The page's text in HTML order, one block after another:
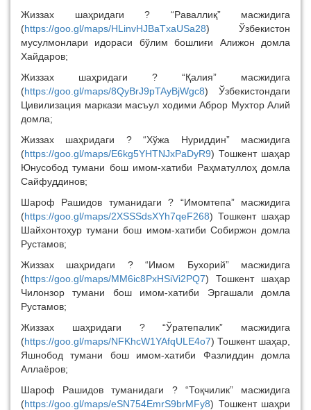
Жиззах шаҳридаги ? “Раваллиқ” масжидига
(https://goo.gl/maps/HLinvHJBaTxaUSa28) Ўзбекистон
мусулмонлари идораси бўлим бошлиғи Алижон домла
Хайдаров;
Жиззах шаҳридаги ? “Қалия” масжидига
(https://goo.gl/maps/8QyBrJ9pTAyBjWgc8) Ўзбекистондаги
Цивилизация маркази масъул ходими Аброр Мухтор Алий
домла;
Жиззах шаҳридаги ? “Хўжа Нуриддин” масжидига
(https://goo.gl/maps/E6kg5YHTNJxPaDyR9) Тошкент шаҳар
Юнусобод тумани бош имом-хатиби Раҳматуллоҳ домла
Сайфуддинов;
Шароф Рашидов туманидаги ? “Имомтепа” масжидига
(https://goo.gl/maps/2XSSSdsXYh7qeF268) Тошкент шаҳар
Шайхонтоҳур тумани бош имом-хатиби Собиржон домла
Рустамов;
Жиззах шаҳридаги ? “Имом Бухорий” масжидига
(https://goo.gl/maps/MM6ic8PxHSiVi2PQ7) Тошкент шаҳар
Чилонзор тумани бош имом-хатиби Эргашали домла
Рустамов;
Жиззах шаҳридаги ? “Ўратепалик” масжидига
(https://goo.gl/maps/NFKhcW1YAfqULE4o7) Тошкент шаҳар,
Яшнобод тумани бош имом-хатиби Фазлиддин домла
Аллаёров;
Шароф Рашидов туманидаги ? “Тоқчилик” масжидига
(https://goo.gl/maps/eSN754EmrS9brMFy8) Тошкент шаҳри